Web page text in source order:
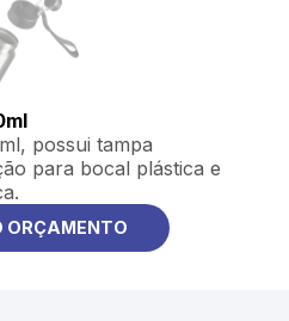
possui tampa
para bocal plástica e
ORÇAMENTO